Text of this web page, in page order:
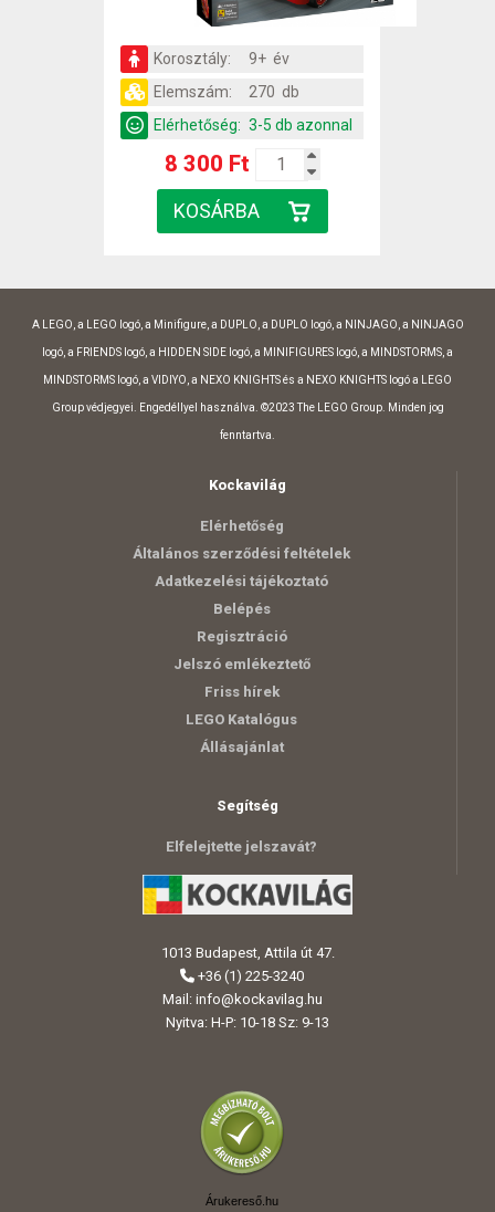
Korosztály:
9+ év
Elemszám:
270 db
Elérhetőség: 3-5 db azonnal
8 300 Ft
A LEGO, a LEGO logó, a Minifigure, a DUPLO, a DUPLO logó, a NINJAGO, a NINJAGO
logó, a FRIENDS logó, a HIDDEN SIDE logó, a MINIFIGURES logó, a MINDSTORMS, a
MINDSTORMS logó, a VIDIYO, a NEXO KNIGHTS és a NEXO KNIGHTS logó a LEGO
Group védjegyei. Engedéllyel használva. ©2023 The LEGO Group. Minden jog
fenntartva.
Kockavilág
Elérhetőség
Általános szerződési feltételek
Adatkezelési tájékoztató
Belépés
Regisztráció
Jelszó emlékeztető
Friss hírek
LEGO Katalógus
Állásajánlat
Segítség
Elfelejtette jelszavát?
1013 Budapest, Attila út 47.
+36 (1) 225-3240
Mail: info@kockavilag.hu
Nyitva: H-P: 10-18 Sz: 9-13
Árukereső.hu